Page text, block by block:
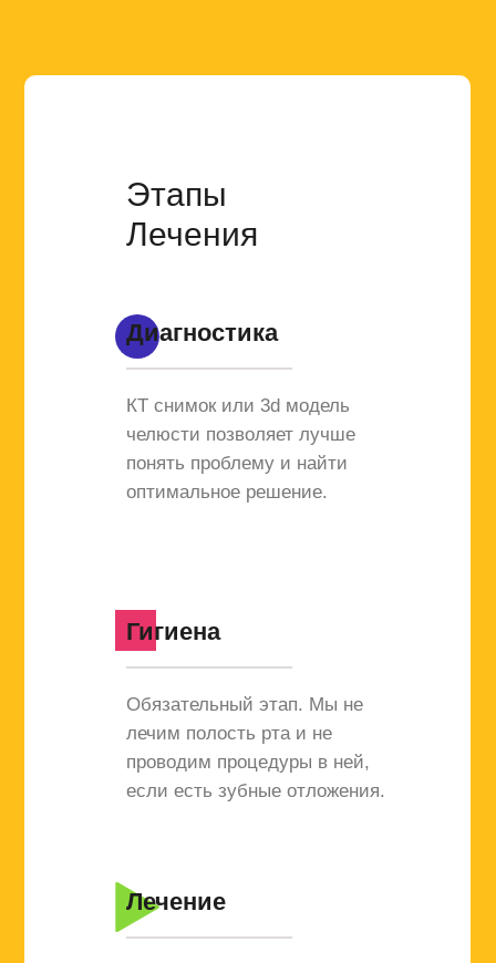
Этапы
Лечения
КТ снимок или 3d модель
челюсти позволяет лучше
понять проблему и найти
оптимальное решение.
Обязательный этап. Мы не
лечим полость рта и не
проводим процедуры в ней,
если есть зубные отложения.
Диагностика
Гигиена
Лечение